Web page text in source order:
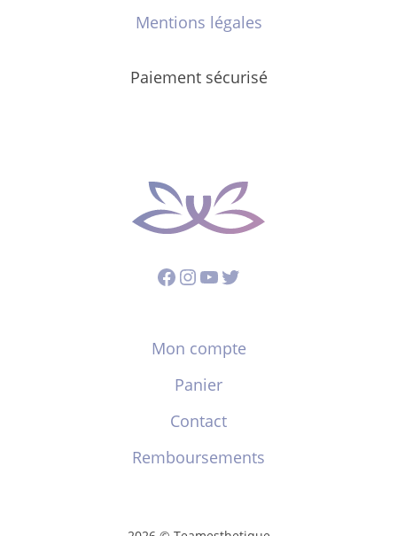
Mentions légales
Paiement sécurisé
Facebook
Instagram
YouTube
Twitter
Mon compte
Panier
Contact
Remboursements